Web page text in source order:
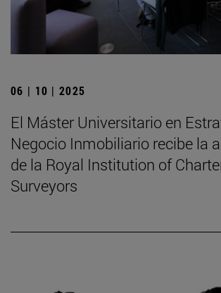
06 | 10 | 2025
El Máster Universitario en
Negocio Inmobiliario recibe la
de la Royal Institution of
Surveyors